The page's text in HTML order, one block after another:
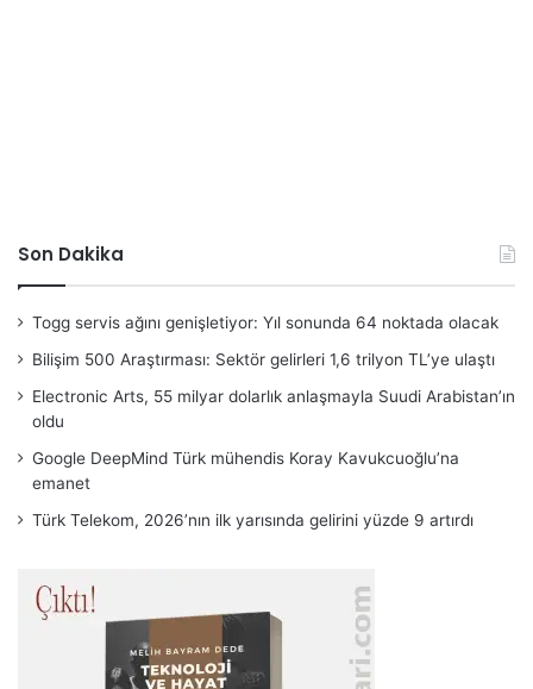
Son Dakika
Togg servis ağını genişletiyor: Yıl sonunda 64 noktada olacak
Bilişim 500 Araştırması: Sektör gelirleri 1,6 trilyon TL’ye ulaştı
Electronic Arts, 55 milyar dolarlık anlaşmayla Suudi Arabistan’ın
oldu
Google DeepMind Türk mühendis Koray Kavukcuoğlu’na
emanet
Türk Telekom, 2026’nın ilk yarısında gelirini yüzde 9 artırdı